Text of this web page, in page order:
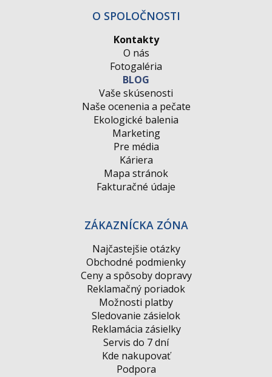
O SPOLOČNOSTI
Kontakty
O nás
Fotogaléria
BLOG
Vaše skúsenosti
Naše ocenenia a pečate
Ekologické balenia
Marketing
Pre média
Káriera
Mapa stránok
Fakturačné údaje
ZÁKAZNÍCKA ZÓNA
Najčastejšie otázky
Obchodné podmienky
Ceny a spôsoby dopravy
Reklamačný poriadok
Možnosti platby
Sledovanie zásielok
Reklamácia zásielky
Servis do 7 dní
Kde nakupovať
Podpora